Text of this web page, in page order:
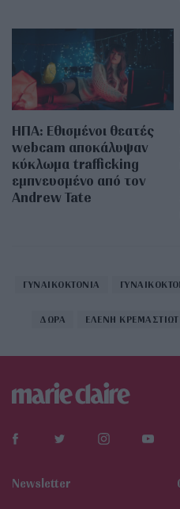
ΗΠΑ: Εθισμένοι θεατές
webcam αποκάλυψαν
κύκλωμα trafficking
εμπνευσμένο από τον
Andrew Tate
ΓΥΝΑΙΚΟΚΤΟΝΙΑ
ΔΩΡΑ ΕΛΕΝΗ
Newsletter